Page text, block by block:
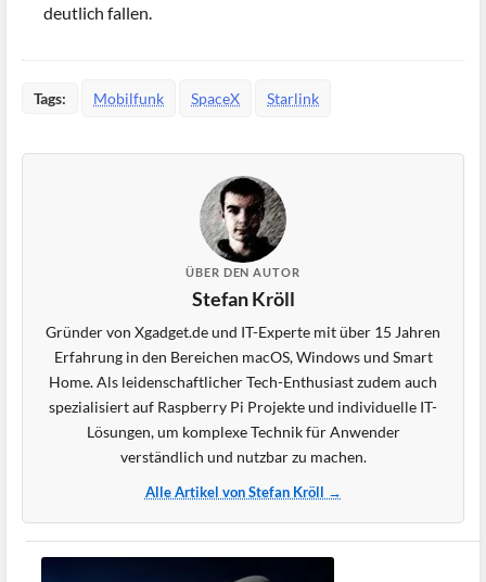
deutlich fallen.
Tags: Mobilfunk SpaceX Starlink
ÜBER DEN AUTOR
Stefan Kröll
Gründer von Xgadget.de und IT-Experte mit über 15 Jahren
Erfahrung in den Bereichen macOS, Windows und Smart
Home. Als leidenschaftlicher Tech-Enthusiast zudem auch
spezialisiert auf Raspberry Pi Projekte und individuelle IT-
Lösungen, um komplexe Technik für Anwender
verständlich und nutzbar zu machen.
Alle Artikel von Stefan Kröll →